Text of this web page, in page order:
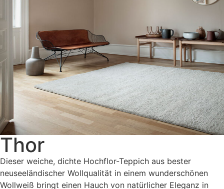
Thor
Dieser weiche, dichte Hochflor-Teppich aus bester
neuseeländischer Wollqualität in einem wunderschönen
Wollweiß bringt einen Hauch von natürlicher Eleganz in